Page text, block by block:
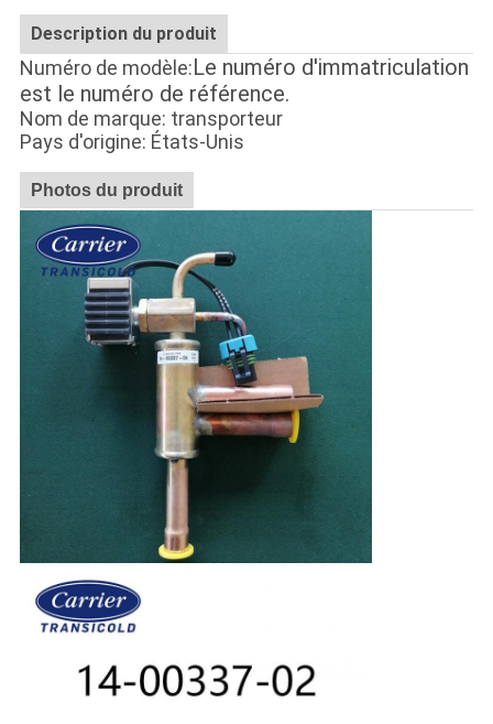
Description du produit
Numéro de modèle:Le numéro d'immatriculation
est le numéro de référence.
Nom de marque: transporteur
Pays d'origine: États-Unis
Photos du produit